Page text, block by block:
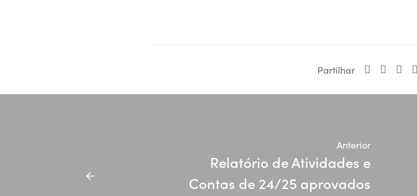
Partilhar
Anterior
Relatório de Atividades e
Contas de 24/25 aprovados